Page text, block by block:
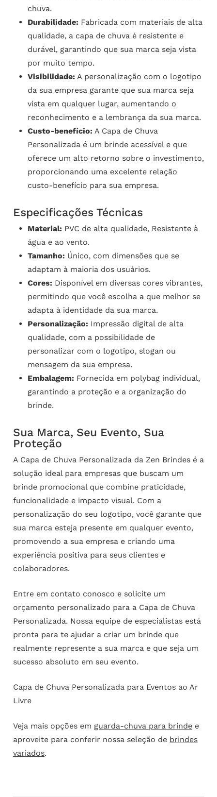
chuva.
Durabilidade: Fabricada com materiais de alta
qualidade, a capa de chuva é resistente e
durável, garantindo que sua marca seja vista
por muito tempo.
Visibilidade: A personalização com o logotipo
da sua empresa garante que sua marca seja
vista em qualquer lugar, aumentando o
reconhecimento e a lembrança da sua marca.
Custo-benefício: A Capa de Chuva
Personalizada é um brinde acessível e que
oferece um alto retorno sobre o investimento,
proporcionando uma excelente relação
custo-benefício para sua empresa.
Especificações Técnicas
Material: PVC de alta qualidade, Resistente à
água e ao vento.
Tamanho: Único, com dimensões que se
adaptam à maioria dos usuários.
Cores: Disponível em diversas cores vibrantes,
permitindo que você escolha a que melhor se
adapta à identidade da sua marca.
Personalização: Impressão digital de alta
qualidade, com a possibilidade de
personalizar com o logotipo, slogan ou
mensagem da sua empresa.
Embalagem: Fornecida em polybag individual,
garantindo a proteção e a organização do
brinde.
Sua Marca, Seu Evento, Sua
Proteção
A Capa de Chuva Personalizada da Zen Brindes é a
solução ideal para empresas que buscam um
brinde promocional que combine praticidade,
funcionalidade e impacto visual. Com a
personalização do seu logotipo, você garante que
sua marca esteja presente em qualquer evento,
promovendo a sua empresa e criando uma
experiência positiva para seus clientes e
colaboradores.
Entre em contato conosco e solicite um
orçamento personalizado para a Capa de Chuva
Personalizada. Nossa equipe de especialistas está
pronta para te ajudar a criar um brinde que
realmente represente a sua marca e que seja um
sucesso absoluto em seu evento.
Capa de Chuva Personalizada para Eventos ao Ar
Livre
Veja mais opções em guarda-chuva para brindee
aproveite para conferir nossa seleção de brindes
variados.